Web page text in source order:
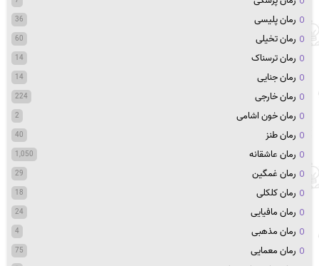
رمان پلیسی 36
رمان تخیلی 60
رمان ترسناک 14
رمان جنایی 14
رمان خارجی 224
رمان خون اشامی 2
رمان طنز 40
رمان عاشقانه 1,050
رمان غمگین 29
رمان کلکلی 18
رمان مافیایی 24
رمان مذهبی 4
رمان معمایی 75